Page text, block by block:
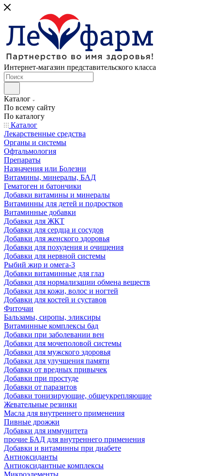
Интернет-магазин представительского класса
Каталог
По всему сайту
По каталогу
Каталог
Лекарственные средства
Органы и системы
Офтальмология
Препараты
Назначения или Болезни
Витамины, минералы, БАД
Гематоген и батончики
Добавки витамины и минералы
Витаминны для детей и подростков
Витаминные добавки
Добавки для ЖКТ
Добавки для сердца и сосудов
Добавки для женского здоровья
Добавки для похудения и очищения
Добавки для нервной системы
Рыбий жир и омега-3
Добавки витаминные для глаз
Добавки для нормализации обмена веществ
Добавки для кожи, волос и ногтей
Добавки для костей и суставов
Фиточаи
Бальзамы, сиропы, эликсиры
Витаминные комплексы бад
Добавки при заболевании вен
Добавки для мочеполовой системы
Добавки для мужского здоровья
Добавки для улучшения памяти
Добавки от вредных привычек
Добавки при простуде
Добавки от паразитов
Добавки тонизирующие, общеукрепляющие
Жевательные резинки
Масла для внутреннего применения
Пивные дрожжи
Добавки для иммунитета
прочие БАД для внутреннего применения
Добавки и витаминны при диабете
Антиоксиданты
Антиоксидантные комплексы
Микроэлементы